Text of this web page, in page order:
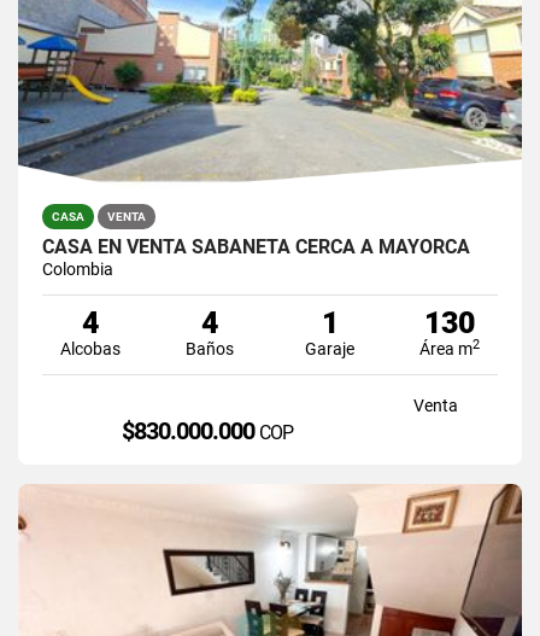
CASA VENTA
CASA EN VENTA SABANETA CERCA A MAYORCA
Colombia
4
Alcobas
4
Baños
1
Garaje
130
Área m2
Venta
$830.000.000 COP